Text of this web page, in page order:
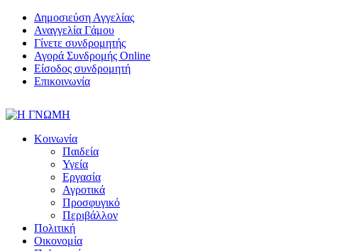
Δημοσιεύση Αγγελίας
Αναγγελία Γάμου
Γίνετε συνδρομητής
Αγορά Συνδρομής Online
Είσοδος συνδρομητή
Επικοινωνία
Κοινωνία
Παιδεία
Υγεία
Εργασία
Αγροτικά
Προσφυγικό
Περιβάλλον
Πολιτική
Οικονομία